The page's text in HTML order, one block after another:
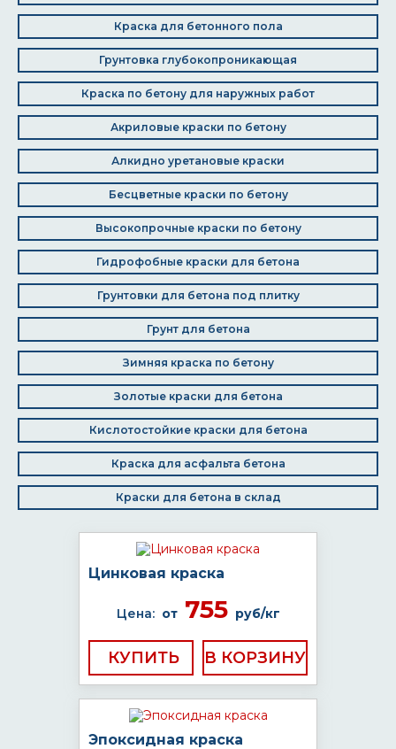
Краска для бетонного пола
Грунтовка глубокопроникающая
Краска по бетону для наружных работ
Акриловые краски по бетону
Алкидно уретановые краски
Бесцветные краски по бетону
Высокопрочные краски по бетону
Гидрофобные краски для бетона
Грунтовки для бетона под плитку
Грунт для бетона
Зимняя краска по бетону
Золотые краски для бетона
Кислотостойкие краски для бетона
Краска для асфальта бетона
Краски для бетона в склад
Цинковая краска
Цена: от755 руб/кг
КУПИТЬ
Эпоксидная краска